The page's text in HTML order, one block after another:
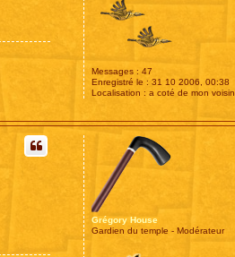
Messages : 47
Enregistré le : 31 10 2006, 00:38
Localisation : a coté de mon voisin
Grégory House
Gardien du temple - Modérateur